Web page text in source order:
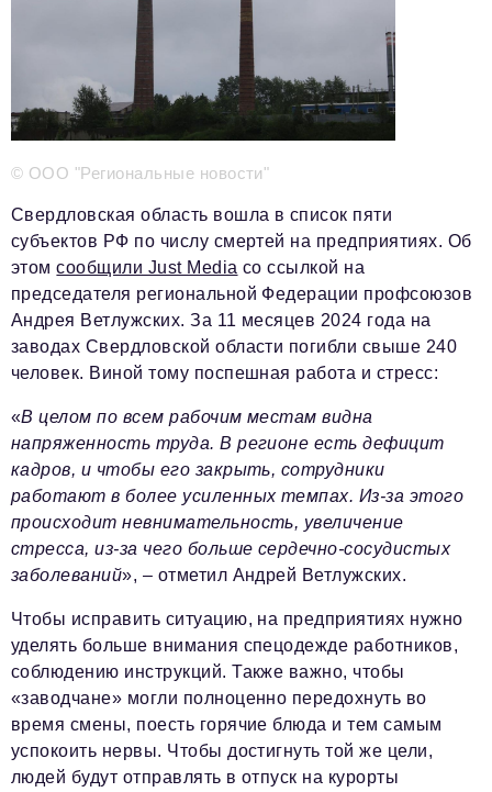
+7 495 727-01-67
Электронные почты редакции:
Информационный отдел
info@business-magazine.online
Отдел рекламы
Отдел распространения/редакционная подписка
podpiska@business-magazine.online
Отдел по работе с партнерами
partner@business-magazine.online
© ООО "Региональные новости"
Свердловская область вошла в список пяти
субъектов РФ по числу смертей на предприятиях. Об
этомсообщили Just Media со ссылкой на
председателя региональной Федерации профсоюзов
Андрея Ветлужских. За 11 месяцев 2024 года на
заводах Свердловской области погибли свыше 240
человек. Виной тому поспешная работа и стресс:
«В целом по всем рабочим местам видна
напряженность труда. В регионе есть дефицит
кадров, и чтобы его закрыть, сотрудники
работают в более усиленных темпах. Из-за этого
происходит невнимательность, увеличение
стресса, из-за чего больше сердечно-сосудистых
заболеваний», – отметил Андрей Ветлужских.
Чтобы исправить ситуацию, на предприятиях нужно
уделять больше внимания спецодежде работников,
соблюдению инструкций. Также важно, чтобы
«заводчане» могли полноценно передохнуть во
время смены, поесть горячие блюда и тем самым
успокоить нервы. Чтобы достигнуть той же цели,
людей будут отправлять в отпуск на курорты